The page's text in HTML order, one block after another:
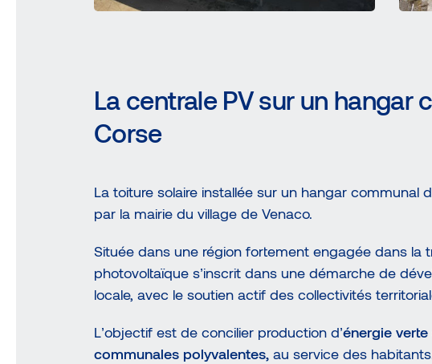
La centrale PV sur un hangar
Corse
La toiture solaire installée sur un hangar communal
par la mairie du village de Venaco.
Située dans une région fortement engagée dans la
photovoltaïque s’inscrit dans une démarche de
locale, avec le soutien actif des collectivités
L’objectif est de concilier production d’énergie verte
communales polyvalentes, au service des